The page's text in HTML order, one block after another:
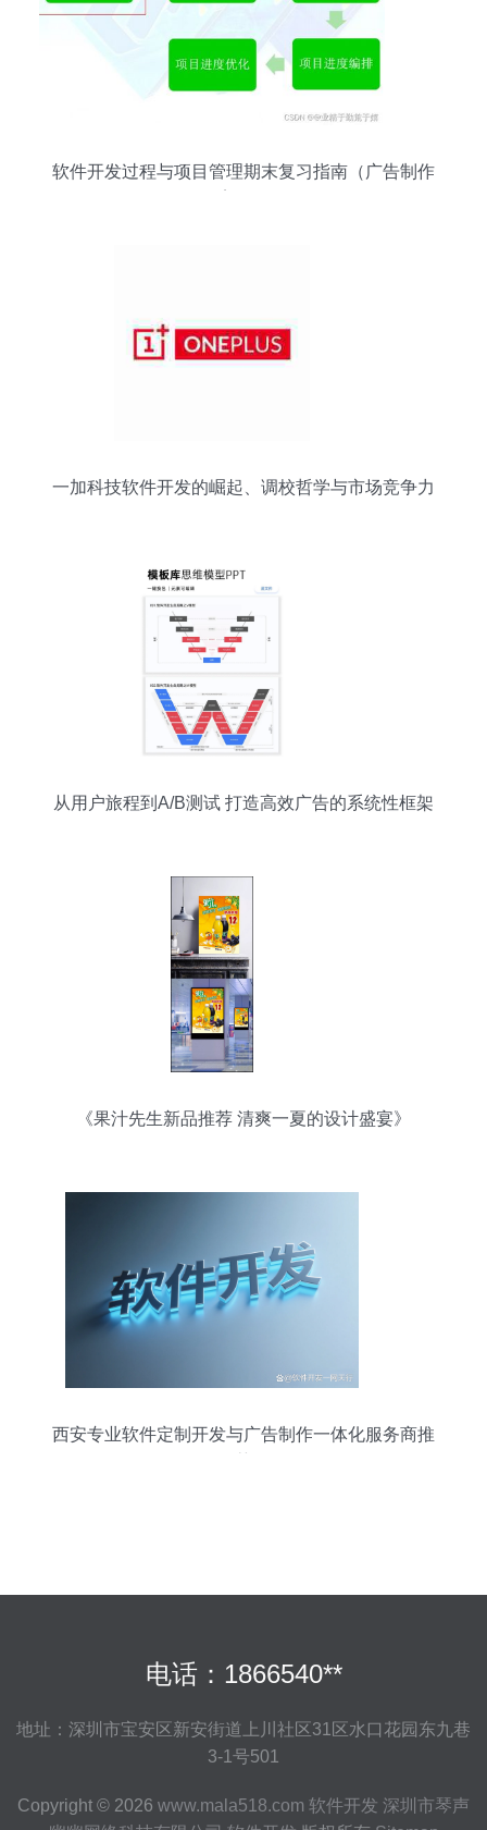
软件开发过程与项目管理期末复习指南（广告制作
一加科技软件开发的崛起、调校哲学与市场竞争力
从用户旅程到A/B测试 打造高效广告的系统性框架
《果汁先生新品推荐 清爽一夏的设计盛宴》
西安专业软件定制开发与广告制作一体化服务商推
电话：1866540**
地址：深圳市宝安区新安街道上川社区31区水口花园东九巷
3-1号501
Copyright © 2026 www.mala518.com 软件开发 深圳市琴声